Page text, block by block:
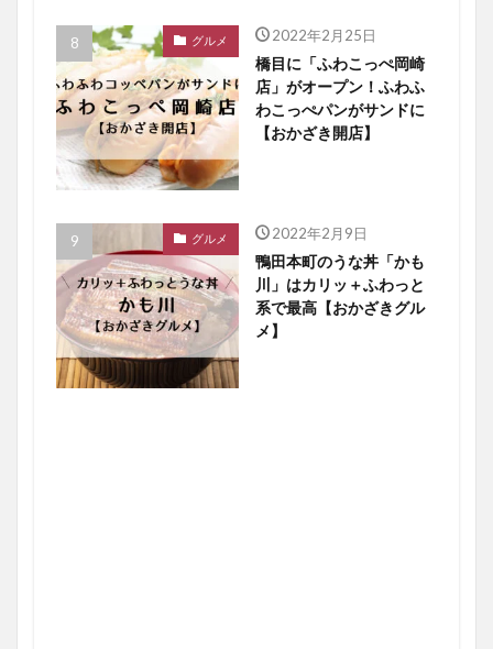
グルメ 2022年2月25日
橋目に「ふわこっぺ岡崎
店」がオープン！ふわふ
わこっぺパンがサンドに
【おかざき開店】
グルメ 2022年2月9日
鴨田本町のうな丼「かも
川」はカリッ＋ふわっと
系で最高【おかざきグル
メ】